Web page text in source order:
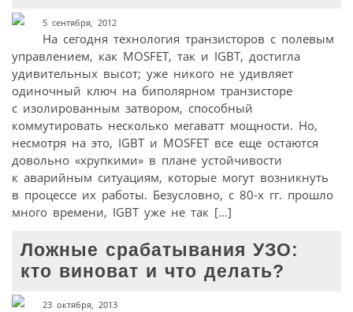
5 сентября, 2012
На сегодня технология транзисторов с полевым
управлением, как MOSFET, так и IGBT, достигла
удивительных высот; уже никого не удивляет
одиночный ключ на биполярном транзисторе
с изолированным затвором, способный
коммутировать несколько мегаватт мощности. Но,
несмотря на это, IGBT и MOSFET все еще остаются
довольно «хрупкими» в плане устойчивости
к аварийным ситуациям, которые могут возникнуть
в процессе их работы. Безусловно, с 80-х гг. прошло
много времени, IGBT уже не так […]
Ложные срабатывания УЗО:
кто виноват и что делать?
23 октября, 2013